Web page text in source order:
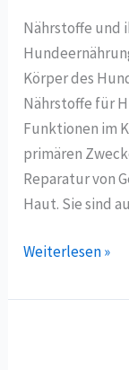
Nährstoffe und
Körper des
Nährstoffe für
Funktionen im
primären
Reparatur von
Haut. Sie sind
Weiterlesen »